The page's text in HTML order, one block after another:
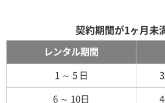
契約期間が1ヶ月未
レンタル期間
1 ～ 5 日
6 ～ 10日